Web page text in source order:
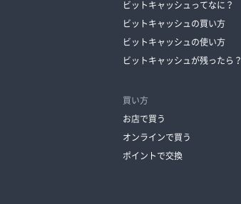
ビットキャッシュってなに？
ビットキャッシュの買い方
ビットキャッシュの使い方
ビットキャッシュが残ったら？
買い方
お店で買う
オンラインで買う
ポイントで交換